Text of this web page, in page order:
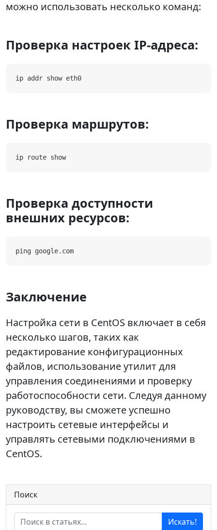
можно использовать несколько команд:
Проверка настроек IP-адреса:
ip addr show eth0
Проверка маршрутов:
ip route show
Проверка доступности
внешних ресурсов:
ping google.com
Заключение
Настройка сети в CentOS включает в себя
несколько шагов, таких как
редактирование конфигурационных
файлов, использование утилит для
управления соединениями и проверку
работоспособности сети. Следуя данному
руководству, вы сможете успешно
настроить сетевые интерфейсы и
управлять сетевыми подключениями в
CentOS.
Поиск
Искать!